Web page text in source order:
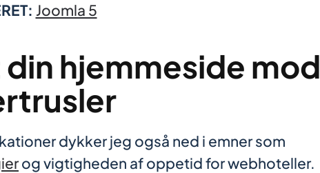
Joomla 5
hjemmeside mod
dykker jeg også ned i emner som
og vigtigheden af oppetid for webhoteller.